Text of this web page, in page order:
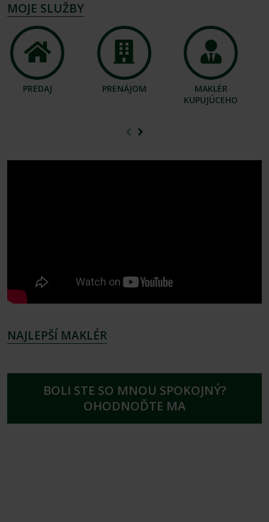
MOJE SLUŽBY
PREDAJ PRENÁJOM
MAKLÉR
KUPUJÚCEHO
NAJLEPŠÍ MAKLÉR
BOLI STE SO MNOU SPOKOJNÝ?
OHODNOĎTE MA